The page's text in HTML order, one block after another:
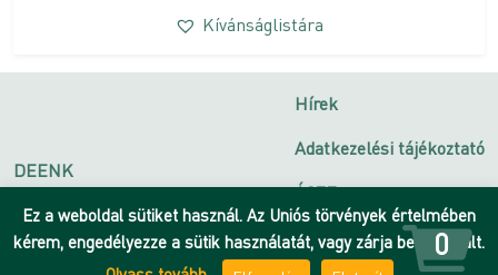
Kívánságlistára
DEENK
Debreceni Egyetem
Hírek
Adatkezelési tájékoztató
ÁSZF
Impresszum
Ez a weboldal sütiket használ. Az Uniós törvények értelmében
kérem, engedélyezze a sütik használatát, vagy zárja be az oldalt.
0